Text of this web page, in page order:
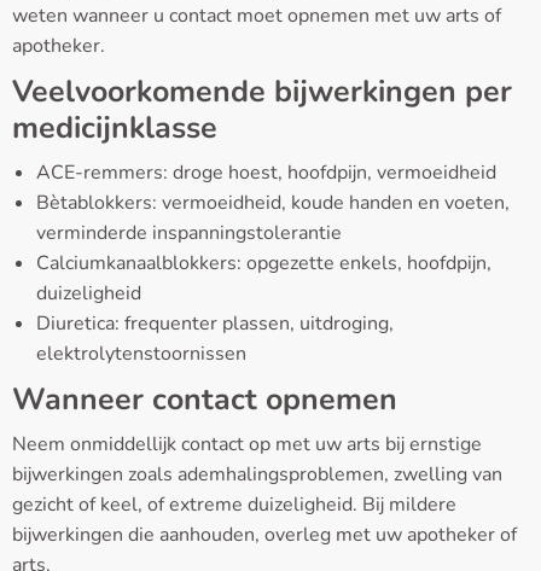
weten wanneer u contact moet opnemen met uw arts of
apotheker.
Veelvoorkomende bijwerkingen per
medicijnklasse
ACE-remmers: droge hoest, hoofdpijn, vermoeidheid
Bètablokkers: vermoeidheid, koude handen en voeten,
verminderde inspanningstolerantie
Calciumkanaalblokkers: opgezette enkels, hoofdpijn,
duizeligheid
Diuretica: frequenter plassen, uitdroging,
elektrolytenstoornissen
Wanneer contact opnemen
Neem onmiddellijk contact op met uw arts bij ernstige
bijwerkingen zoals ademhalingsproblemen, zwelling van
gezicht of keel, of extreme duizeligheid. Bij mildere
bijwerkingen die aanhouden, overleg met uw apotheker of
arts.